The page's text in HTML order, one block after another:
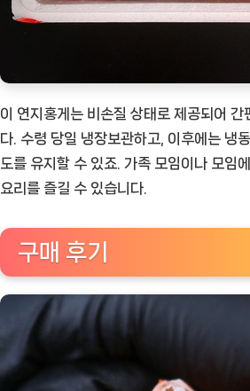
이 연지홍게는 비손질 상태로 제공되어 간
다. 수령 당일 냉장보관하고, 이후에는 냉
도를 유지할 수 있죠. 가족 모임이나 모임
요리를 즐길 수 있습니다.
구매 후기